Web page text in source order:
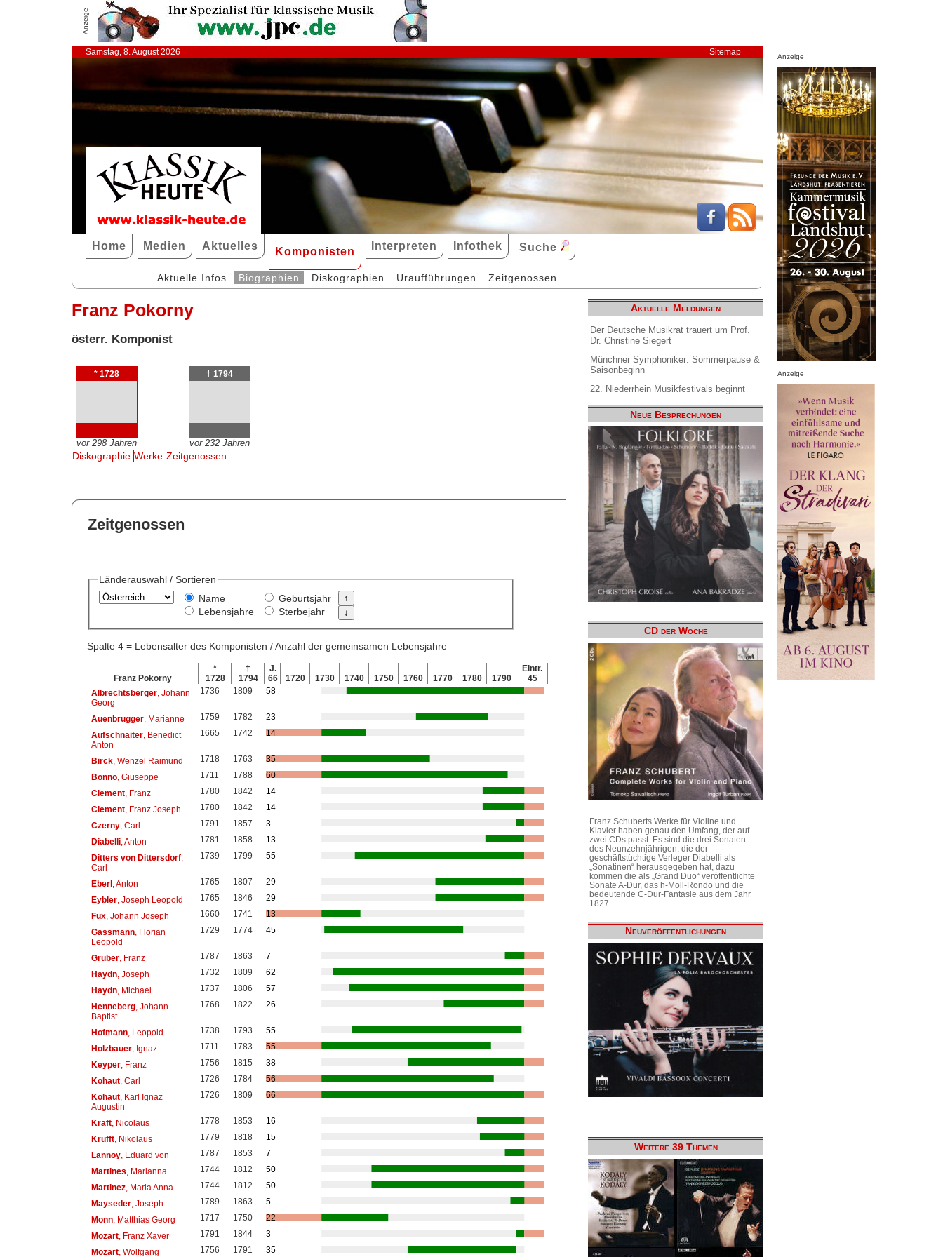
Anzeige
Samstag, 8. August 2026 Sitemap
Home Medien Aktuelles Komponisten Interpreten Infothek Suche
Aktuelle Infos Biographien Diskographien Uraufführungen Zeitgenossen
Franz Pokorny
österr. Komponist
* 1728
vor 298 Jahren
† 1794
vor 232 Jahren
Diskographie Werke Zeitgenossen
Zeitgenossen
Länderauswahl / Sortieren
Name
Lebensjahre
Geburtsjahr
Sterbejahr
Spalte 4 = Lebensalter des Komponisten / Anzahl der gemeinsamen Lebensjahre
Franz Pokorny
*
1728
†
1794
J.
66
1720 1730 1740 1750 1760 1770 1780 1790
Eintr.
45
Albrechtsberger, Johann
Georg
1736 1809 58
Auenbrugger, Marianne 1759 1782
23
Aufschnaiter, Benedict
Anton
1665 1742 14
Birck, Wenzel Raimund 1718 1763
35
Bonno, Giuseppe 1711 1788
60
Clement, Franz 1780 1842
14
Clement, Franz Joseph 1780 1842
14
Czerny, Carl 1791 1857
3
Diabelli, Anton 1781 1858
13
Ditters von Dittersdorf,
Carl
1739 1799 55
Eberl, Anton 1765 1807
29
Eybler, Joseph Leopold 1765 1846
29
Fux, Johann Joseph 1660 1741
13
Gassmann, Florian
Leopold
1729 1774 45
Gruber, Franz 1787 1863
7
Haydn, Joseph 1732 1809
62
Haydn, Michael 1737 1806
57
Henneberg, Johann
Baptist
1768 1822 26
Hofmann, Leopold 1738 1793
55
Holzbauer, Ignaz 1711 1783
55
Keyper, Franz 1756 1815
38
Kohaut, Carl 1726 1784
56
Kohaut, Karl Ignaz
Augustin
1726 1809 66
Kraft, Nicolaus 1778 1853
16
Krufft, Nikolaus 1779 1818
15
Lannoy, Eduard von 1787 1853
7
Martines , Marianna 1744 1812
50
Martinez, Maria Anna 1744 1812
50
Mayseder, Joseph 1789 1863
5
Monn, Matthias Georg 1717 1750
22
Mozart, Franz Xaver 1791 1844
3
Mozart, Wolfgang
1756 1791 35
Aktuelle Meldungen
Der Deutsche Musikrat trauert um Prof.
Dr. Christine Siegert
Münchner Symphoniker: Sommerpause &
Saisonbeginn
22. Niederrhein Musikfestivals beginnt
Neue Besprechungen
CD der Woche
Franz Schuberts Werke für Violine und
Klavier haben genau den Umfang, der auf
zwei CDs passt. Es sind die drei Sonaten
des Neunzehnjährigen, die der
geschäftstüchtige Verleger Diabelli als
„Sonatinen“ herausgegeben hat, dazu
kommen die als „Grand Duo“ veröffentlichte
Sonate A-Dur, das h-Moll-Rondo und die
bedeutende C-Dur-Fantasie aus dem Jahr
1827.
Neuveröffentlichungen
Weitere 39 Themen
Anzeige
Anzeige